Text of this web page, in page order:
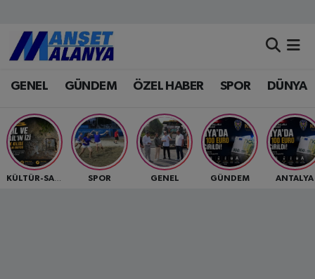
GENEL GÜNDEM ÖZEL HABER SPOR DÜNYA
KÜLTÜR-SANAT SPOR GENEL GÜNDEM ANTALYA
Antalya Nöbetçi Eczaneler
Antalya Hava Durumu
Antalya Namaz Vakitleri
Antalya Trafik Yoğunluk Haritası